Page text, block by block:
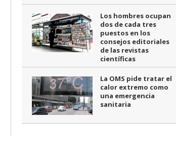
Los hombres ocupan
dos de cada tres
puestos en los
consejos editoriales
de las revistas
científicas
La OMS pide tratar el
calor extremo como
una emergencia
sanitaria